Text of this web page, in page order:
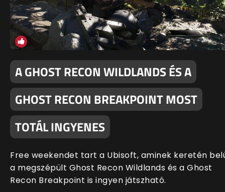
A GHOST RECON WILDLANDS ÉS A
GHOST RECON BREAKPOINT MOST
TOTÁL INGYENES
Free weekendet tart a Ubisoft, aminek keretén
a megszépült Ghost Recon Wildlands és a Ghost
Recon Breakpoint is ingyen játszható.